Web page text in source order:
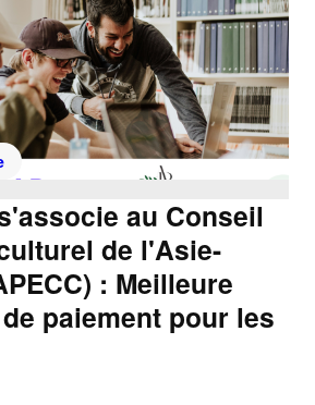
au Conseil
de l'Asie-
: Meilleure
paiement pour les